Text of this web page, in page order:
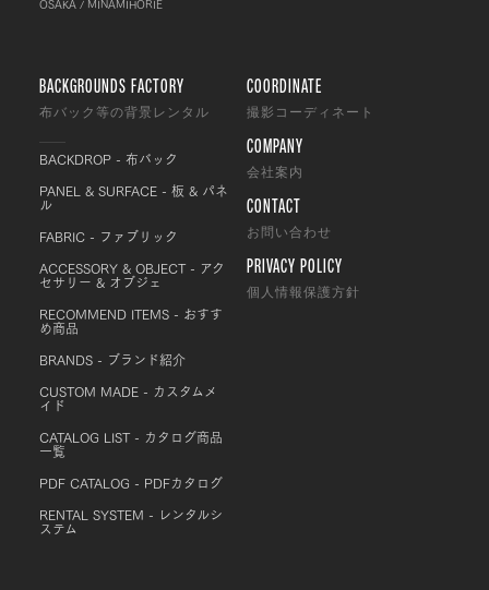
OSAKA / MINAMIHORIE
BACKGROUNDS FACTORY
布バック等の背景レンタル
BACKDROP - 布バック
PANEL & SURFACE - 板 & パネ
ル
FABRIC - ファブリック
ACCESSORY & OBJECT - アク
セサリー & オブジェ
RECOMMEND ITEMS - おすす
め商品
BRANDS - ブランド紹介
CUSTOM MADE - カスタムメ
イド
CATALOG LIST - カタログ商品
一覧
PDF CATALOG - PDFカタログ
RENTAL SYSTEM - レンタルシ
ステム
COORDINATE
撮影コーディネート
COMPANY
会社案内
CONTACT
お問い合わせ
PRIVACY POLICY
個人情報保護方針